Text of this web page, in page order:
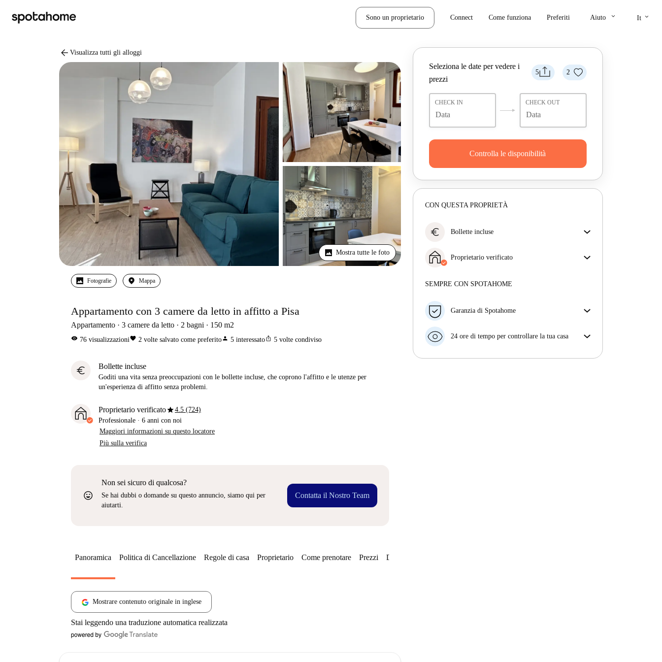
Sono un proprietario Connect Come funziona Preferiti Aiuto keyboard_arrow_down It keyboard_arrow_down
arrow_back Visualizza tutti gli alloggi
Mostra tutte le foto
Fotografie Mappa
Appartamento con 3 camere da letto in affitto a Pisa
Appartamento 3 camere da letto 2 bagni 150 m2
visibility 76 visualizzazionifavorite 2 volte salvato come preferitoperson 5 interessatoios_share 5 volte condiviso
euro Bollette incluse
Goditi una vita senza preoccupazioni con le bollette incluse, che coprono l'affitto e le utenze per
un'esperienza di affitto senza problemi.
Proprietario verificatostar4.5 (724)
Professionale · 6 anni con noi
Maggiori informazioni su questo locatore
Più sulla verifica
sentiment_very_satisfied
Non sei sicuro di qualcosa?
Se hai dubbi o domande su questo annuncio, siamo qui per
aiutarti.
Contatta il Nostro Team
5 2
Seleziona le date per vedere i
prezzi
CHECK IN CHECK OUT
Controlla le disponibilità
CON QUESTA PROPRIETÀ
euro Bollette incluse
incluse, che coprono l'affitto e le utenze per
un'esperienza di affitto senza problemi.
Proprietario verificato
Maggiori informazioni su questo locatore
SEMPRE CON SPOTAHOME
Garanzia di Spotahome
con breve preavviso, noi A) ti pagheremo un hotel e
B) ti rimborseremo totalmente
24 ore di tempo per controllare la tua casa
Panoramica Politica di Cancellazione Regole di casa Proprietario Come prenotare Prezzi Disponibilità
Mostrare contenuto originale in inglese
Stai leggendo una traduzione automatica realizzata